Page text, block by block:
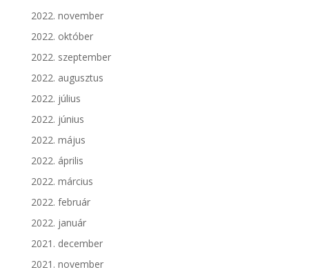
2022. november
2022. október
2022. szeptember
2022. augusztus
2022. július
2022. június
2022. május
2022. április
2022. március
2022. február
2022. január
2021. december
2021. november